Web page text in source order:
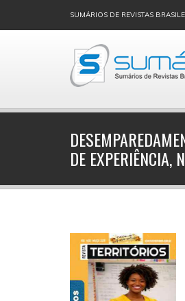
SUMÁRIOS DE REVISTAS
DE EXPERIÊNCIA,